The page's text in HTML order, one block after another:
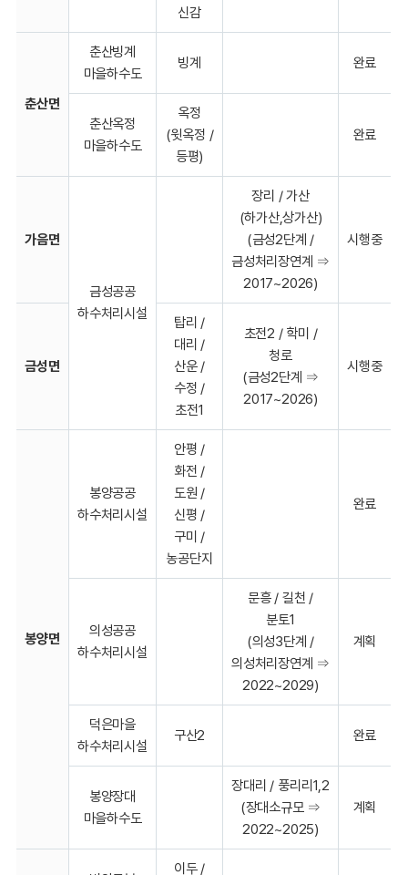
신감
춘산면
춘산빙계
마을하수도
빙계 완료
춘산옥정
마을하수도
옥정
(윗옥정 /
등평)
완료
가음면
금성공공
하수처리시설
장리 / 가산
(하가산,상가산)
(금성2단계 /
금성처리장연계 ⇒
2017~2026)
시행중
금성면
탑리 /
대리 /
산운 /
수정 /
초전1
초전2 / 학미 /
청로
(금성2단계 ⇒
2017~2026)
시행중
봉양면
봉양공공
하수처리시설
안평 /
화전 /
도원 /
신평 /
구미 /
농공단지
완료
의성공공
하수처리시설
문흥 / 길천 /
분토1
(의성3단계 /
의성처리장연계 ⇒
2022~2029)
계획
덕은마을
하수처리시설
구산2 완료
봉양장대
마을하수도
장대리 / 풍리리1,2
(장대소규모 ⇒
2022~2025)
계획
이두 /